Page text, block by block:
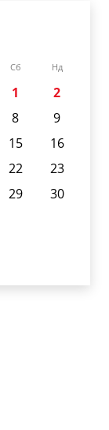
Сб Нд
1
2
8
9
15
16
22
23
29
30